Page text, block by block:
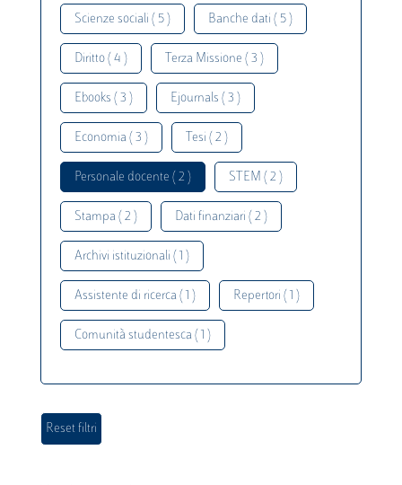
Scienze sociali ( 5 ) Banche dati ( 5 )
Diritto ( 4 ) Terza Missione ( 3 )
Ebooks ( 3 ) Ejournals ( 3 )
Economia ( 3 ) Tesi ( 2 )
Personale docente ( 2 ) STEM ( 2 )
Stampa ( 2 ) Dati finanziari ( 2 )
Archivi istituzionali ( 1 )
Assistente di ricerca ( 1 ) Repertori ( 1 )
Comunità studentesca ( 1 )